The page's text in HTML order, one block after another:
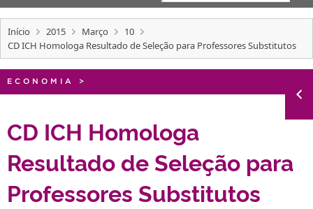
COBALTO
CONCURSOS
INTERNACIONAL
PORTARIAS
Início 2015 Março
10
CD ICH Homologa Resultado de Seleção para Professores Substitutos
ECONOMIA >
CD ICH Homologa
Resultado de Seleção para
Professores Substitutos